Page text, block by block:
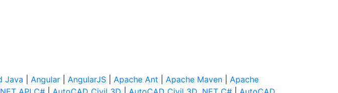
Java Angular AngularJS Apache Ant Apache Maven
Apache